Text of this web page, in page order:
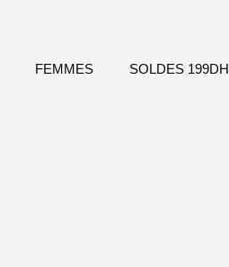
FEMMES SOLDES 199DH